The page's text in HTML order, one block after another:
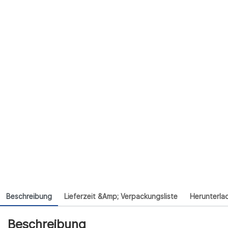
Beschreibung Lieferzeit &amp; Verpackungsliste
Beschreibung